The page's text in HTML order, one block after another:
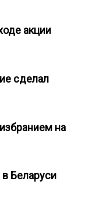
акции
сделал
на
Беларуси